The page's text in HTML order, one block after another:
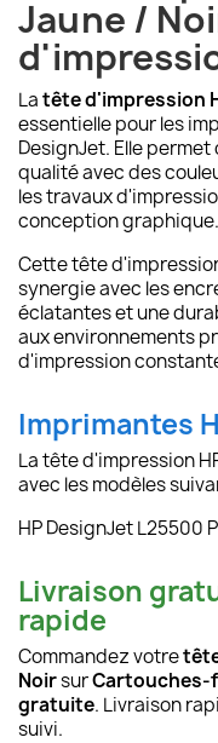
Jaune /
Latête d'impression
essentielle pour les
DesignJet. Elle
qualité avec des
les travaux
conception graphique.
Cette tête
synergie avec les
éclatantes et une
aux environnements
d'impression
Imprimantes
La tête d'impression
avec les modèles
HP DesignJet L25500
Livraison
rapide
Commandez votre
NoirsurCartouches-
gratuite. Livraison
suivi.